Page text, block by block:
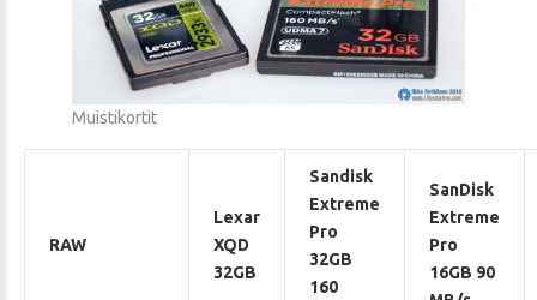
Muistikortit
RAW
Lexar
XQD
32GB
Sandisk
Extreme
Pro
32GB
160
SanDisk
Extreme
Pro
16GB 90